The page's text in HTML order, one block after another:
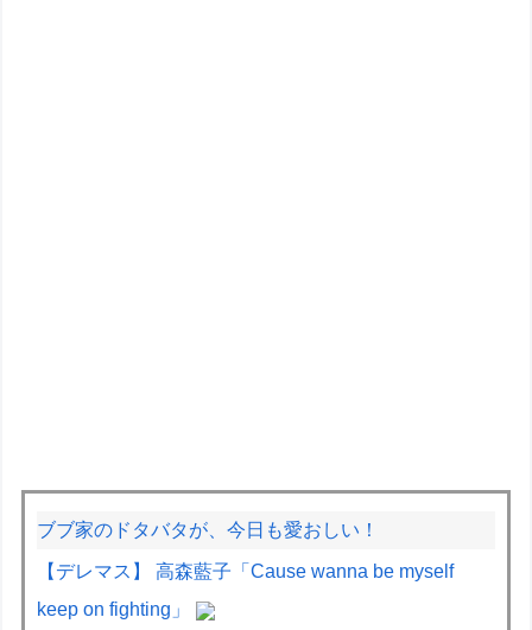
ブブ家のドタバタが、今日も愛おしい！
【デレマス】 高森藍子「Cause wanna be myself
keep on fighting」